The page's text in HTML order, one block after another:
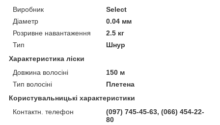
Виробник
Select
Діаметр
0.04 мм
Розривне навантаження
2.5 кг
Тип
Шнур
Характеристика ліски
Довжина волосіні
150 м
Тип волосіні
Плетена
Користувальницькі характеристики
Контактн. телефон
(097) 745-45-63, (066) 454-22-
80